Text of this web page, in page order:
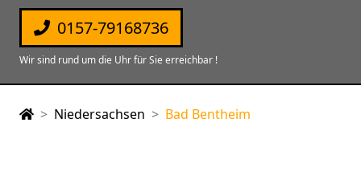
0157-79168736
Wir sind rund um die Uhr für Sie erreichbar !
Niedersachsen Bad Bentheim